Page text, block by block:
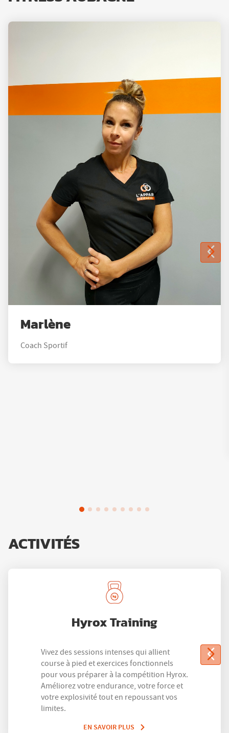
Marlène
Coach Sportif
ACTIVITÉS
Hyrox Training
Vivez des sessions intenses qui allient
course à pied et exercices fonctionnels
pour vous préparer à la compétition Hyrox.
Améliorez votre endurance, votre force et
votre explosivité tout en repoussant vos
limites.
EN SAVOIR PLUS